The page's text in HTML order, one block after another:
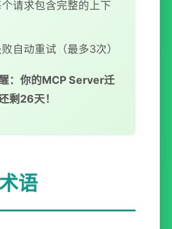
个请求包含完整的上下
自动重试（最多3次）
：你的MCP Server迁
剩26天！
语